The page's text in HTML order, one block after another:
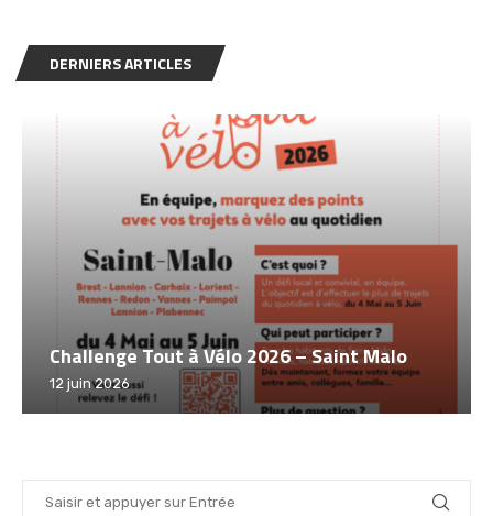
DERNIERS ARTICLES
Challenge Tout à Vélo 2026 – Saint Malo
12 juin 2026